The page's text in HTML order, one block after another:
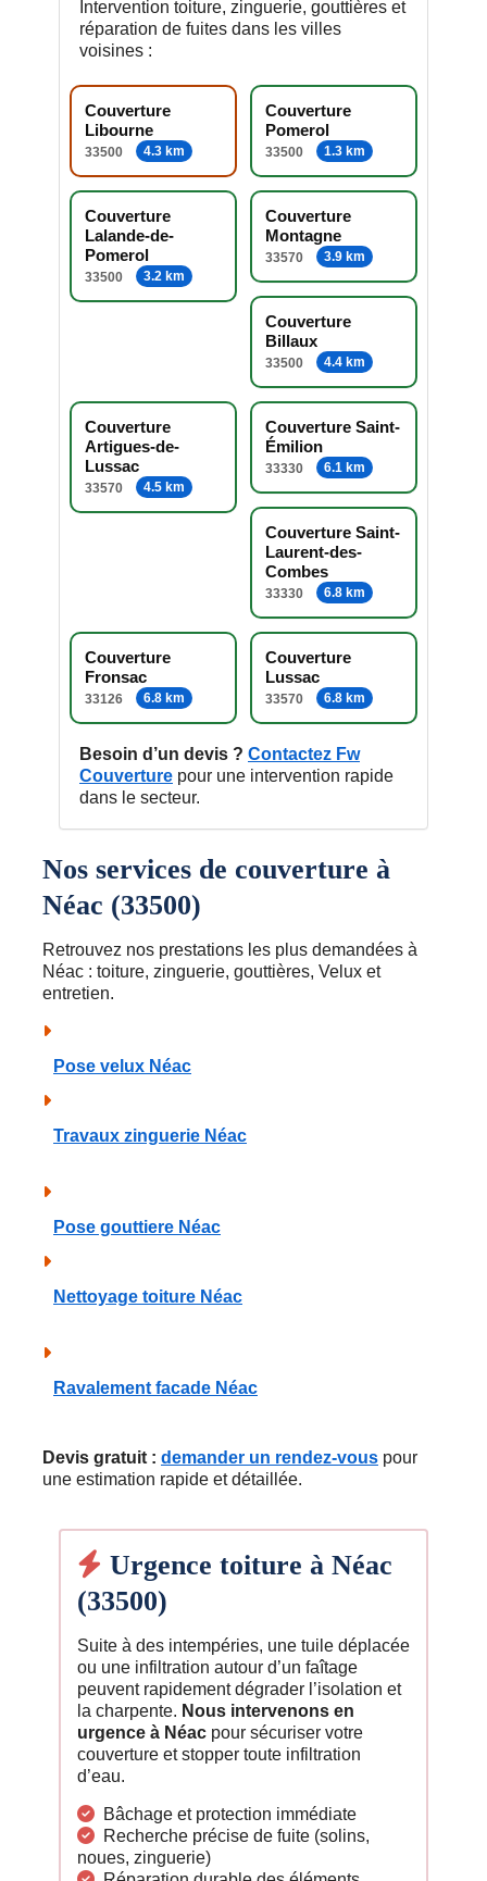
Intervention toiture, zinguerie, gouttières et
réparation de fuites dans les villes
voisines :
Couverture
Libourne
33500 4.3 km
Couverture
Pomerol
33500 1.3 km
Couverture
Lalande-de-
Pomerol
33500 3.2 km
Couverture
Montagne
33570 3.9 km
Couverture
Billaux
33500 4.4 km
Couverture
Artigues-de-
Lussac
33570 4.5 km
Couverture Saint-
Émilion
33330 6.1 km
Couverture Saint-
Laurent-des-
Combes
33330 6.8 km
Couverture
Fronsac
33126 6.8 km
Couverture
Lussac
33570 6.8 km
Besoin d’un devis ? Contactez Fw
Couverture pour une intervention rapide
dans le secteur.
Nos services de couverture à
Néac (33500)
Retrouvez nos prestations les plus demandées à
Néac : toiture, zinguerie, gouttières, Velux et
entretien.
Pose velux Néac
Travaux zinguerie Néac
Pose gouttiere Néac
Nettoyage toiture Néac
Ravalement facade Néac
Devis gratuit : demander un rendez-vous pour
une estimation rapide et détaillée.
Urgence toiture à Néac
(33500)
Suite à des intempéries, une tuile déplacée
ou une infiltration autour d’un faîtage
peuvent rapidement dégrader l’isolation et
la charpente. Nous intervenons en
urgence à Néac pour sécuriser votre
couverture et stopper toute infiltration
d’eau.
Bâchage et protection immédiate
Recherche précise de fuite (solins,
noues, zinguerie)